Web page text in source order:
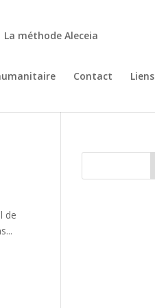
La méthode Aleceia
Contact Liens
de